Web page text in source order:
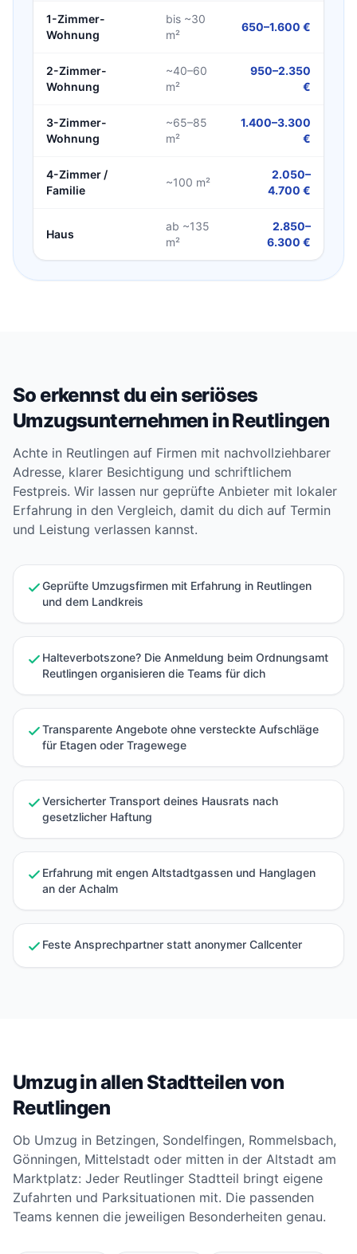
1-Zimmer-
Wohnung
bis ~30
m²
650–1.600 €
2-Zimmer-
Wohnung
~40–60
m²
950–2.350
€
3-Zimmer-
Wohnung
~65–85
m²
1.400–3.300
€
4-Zimmer /
Familie
~100 m²
2.050–
4.700 €
Haus
ab ~135
m²
2.850–
6.300 €
So erkennst du ein seriöses
Umzugsunternehmen in Reutlingen
Achte in Reutlingen auf Firmen mit nachvollziehbarer
Adresse, klarer Besichtigung und schriftlichem
Festpreis. Wir lassen nur geprüfte Anbieter mit lokaler
Erfahrung in den Vergleich, damit du dich auf Termin
und Leistung verlassen kannst.
Geprüfte Umzugsfirmen mit Erfahrung in Reutlingen
und dem Landkreis
Halteverbotszone? Die Anmeldung beim Ordnungsamt
Reutlingen organisieren die Teams für dich
Transparente Angebote ohne versteckte Aufschläge
für Etagen oder Tragewege
Versicherter Transport deines Hausrats nach
gesetzlicher Haftung
Erfahrung mit engen Altstadtgassen und Hanglagen
an der Achalm
Feste Ansprechpartner statt anonymer Callcenter
Umzug in allen Stadtteilen von
Reutlingen
Ob Umzug in Betzingen, Sondelfingen, Rommelsbach,
Gönningen, Mittelstadt oder mitten in der Altstadt am
Marktplatz: Jeder Reutlinger Stadtteil bringt eigene
Zufahrten und Parksituationen mit. Die passenden
Teams kennen die jeweiligen Besonderheiten genau.